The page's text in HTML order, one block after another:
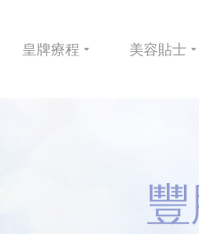
皇牌療程 美容貼士